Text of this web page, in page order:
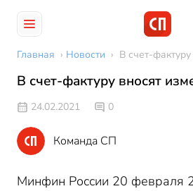
Главная › Новости › В счет-
В счет-фактуру вносят
24.02.2021 0
Команда СП
Минфин России 20 февраля